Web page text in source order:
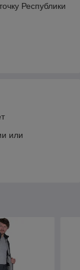
Республики
или